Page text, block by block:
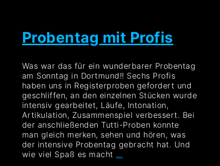
Do-
Ton
Concert
Probentag mit Profis
Was war das für ein wunderbarer Probentag
am Sonntag in Dortmund!! Sechs Profis
haben uns in Registerproben gefordert und
geschliffen, an den einzelnen Stücken wurde
intensiv gearbeitet, Läufe, Intonation,
Artikulation, Zusammenspiel verbessert. Bei
der anschließenden Tutti-Proben konnte
man gleich merken, sehen und hören, was
der intensive Probentag gebracht hat. Und
wie viel Spaß es macht …